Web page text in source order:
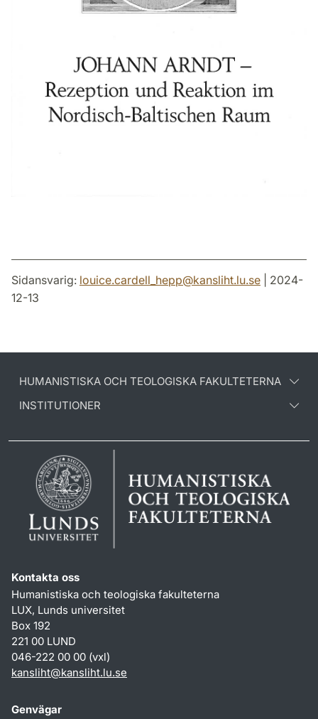
Sidansvarig: louice.cardell_hepp@kansliht.lu.se | 2024-
12-13
HUMANISTISKA OCH TEOLOGISKA FAKULTETERNA
INSTITUTIONER
Kontakta oss
Humanistiska och teologiska fakulteterna
LUX, Lunds universitet
Box 192
221 00 LUND
046-222 00 00 (vxl)
kansliht@kansliht.lu.se
Genvägar